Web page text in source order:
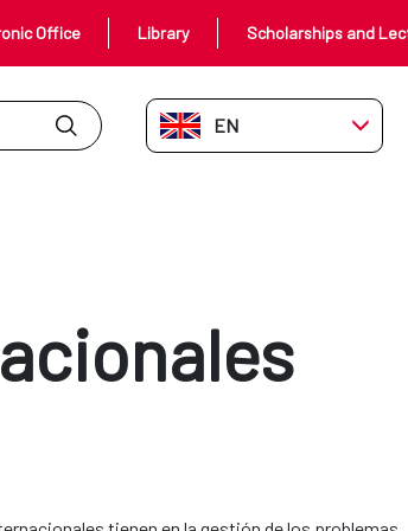
Office Library Scholarships and
EN-GB